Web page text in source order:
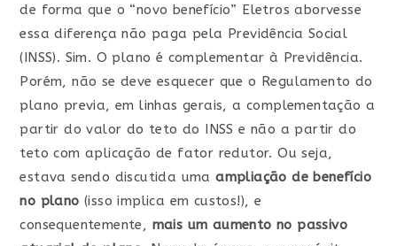
de forma que o “novo benefício” Eletros aborvesse
essa diferença não paga pela Previdência Social
(INSS). Sim. O plano é complementar à Previdência.
Porém, não se deve esquecer que o Regulamento do
plano previa, em linhas gerais, a complementação a
partir do valor do teto do INSS e não a partir do
teto com aplicação de fator redutor. Ou seja,
estava sendo discutida umaampliação de benefício
no plano (isso implica em custos!), e
consequentemente, mais um aumento no passivo